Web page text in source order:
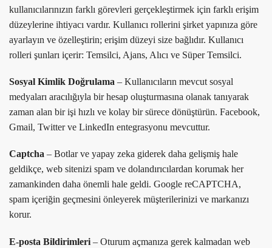
kullanıcılarınızın farklı görevleri gerçekleştirmek için farklı erişim
düzeylerine ihtiyacı vardır. Kullanıcı rollerini şirket yapınıza göre
ayarlayın ve özelleştirin; erişim düzeyi size bağlıdır. Kullanıcı
rolleri şunları içerir: Temsilci, Ajans, Alıcı ve Süper Temsilci.
Sosyal Kimlik Doğrulama – Kullanıcıların mevcut sosyal
medyaları aracılığıyla bir hesap oluşturmasına olanak tanıyarak
zaman alan bir işi hızlı ve kolay bir sürece dönüştürün. Facebook,
Gmail, Twitter ve LinkedIn entegrasyonu mevcuttur.
Captcha – Botlar ve yapay zeka giderek daha gelişmiş hale
geldikçe, web sitenizi spam ve dolandırıcılardan korumak her
zamankinden daha önemli hale geldi. Google reCAPTCHA,
spam içeriğin geçmesini önleyerek müşterilerinizi ve markanızı
korur.
E-posta Bildirimleri – Oturum açmanıza gerek kalmadan web